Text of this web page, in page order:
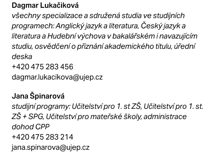
Dagmar Lukačiková
všechny specializace a sdružená studia ve studijních
programech: Anglický jazyk a literatura, Český jazyk a
literatura a Hudební výchova v bakalářském i navazujícím
studiu, osvědčení o přiznání akademického titulu, úřední
deska
+420 475 283 456
dagmar.lukacikova@ujep.cz
Jana Špinarová
studijní programy: Učitelství pro 1. st ZŠ, Učitelství pro 1. st.
ZŠ + SPG, Učitelství pro mateřské školy, administrace
dohod CPP
+420 475 283 214
jana.spinarova@ujep.cz